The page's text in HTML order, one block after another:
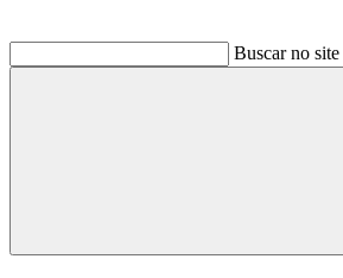
Buscar no site
Buscar